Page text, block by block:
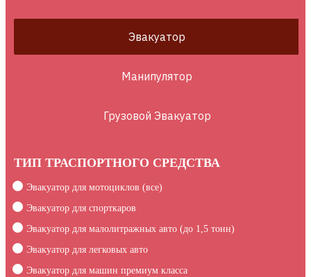
Эвакуатор
Манипулятор
Грузовой Эвакуатор
ТИП ТРАСПОРТНОГО СРЕДСТВА
Эвакуатор для мотоциклов (все)
Эвакуатор для спорткаров
Эвакуатор для малолитражных авто (до 1,5 тонн)
Эвакуатор для легковых авто
Эвакуатор для машин премиум класса